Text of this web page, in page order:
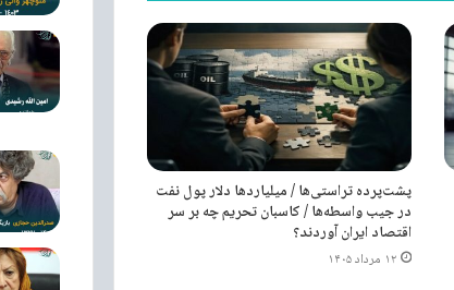
پشت‌پرده تراستی‌ها / میلیاردها دلار پول نفت
در جیب واسطه‌ها / کاسبان تحریم چه بر سر
اقتصاد ایران آوردند؟
۱۲ مرداد ۱۴۰۵